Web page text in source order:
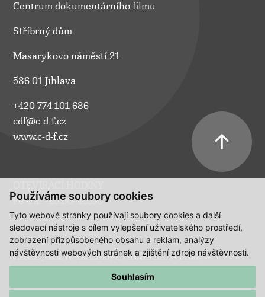
Používáme soubory cookies
Tyto webové stránky používají soubory cookies a další
sledovací nástroje s cílem vylepšení uživatelského prostředí,
zobrazení přizpůsobeného obsahu a reklam, analýzy
návštěvnosti webových stránek a zjištění zdroje návštěvnosti.
Souhlasím
Centrum dokumentárního filmu
Stříbrný dům
Masarykovo náměstí 21
586 01 Jihlava
+420 774 101 686
cdf@c-d-f.cz
www.c-d-f.cz
Po–Pá:
10.00–18.00
So:
na požádání
Ne:
na požádání
Polední pauza ve všední dny a v sobotu 13:00 - 14:00.